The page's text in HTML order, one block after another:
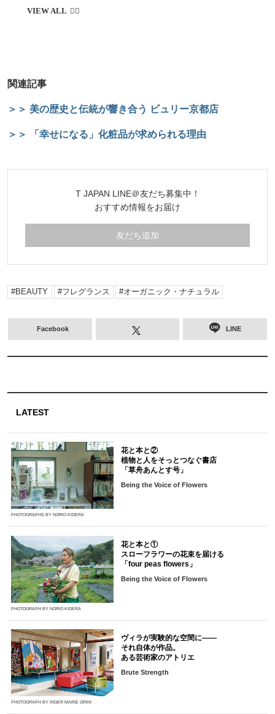
関連記事
＞＞ 美の歴史と伝統が響き合う ビュリー京都店
＞＞ 「幸せになる」化粧品が求められる理由
T JAPAN LINE＠友だち募集中！
おすすめ情報をお届け
友だち追加
BEAUTY フレグランス オーガニック・ナチュラル
Facebook LINE
LATEST
PHOTOGRAPHS BY NORIO KIDERA
花と本と②
植物と人をそっとつなぐ書店
「草舟あんとす号」
Being the Voice of Flowers
PHOTOGRAPH BY NORIO KIDERA
花と本と①
スローフラワーの花束を届ける
「four peas flowers」
Being the Voice of Flowers
PHOTOGRAPH BY INGER MARIE GRINI
ヴィラが実験的な空間に――
それ自体が作品。
ある芸術家のアトリエ
Brute Strength